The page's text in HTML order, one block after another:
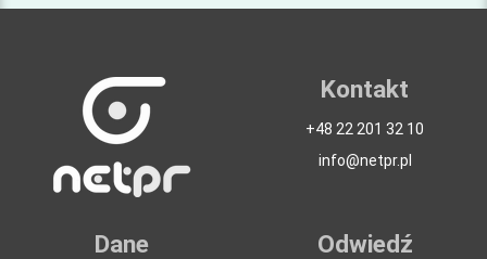
Kontakt
+48 22 201 32 10
info@netpr.pl
Dane Odwiedź